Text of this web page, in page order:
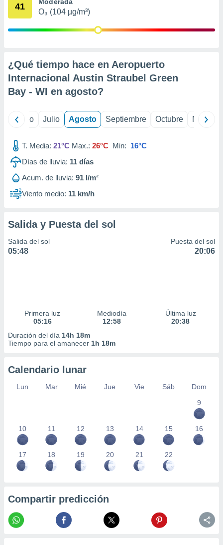
publicidad
publicidad
1199
41
O₃ (104 µg/m³)
¿Qué tiempo hace en Aeropuerto
Internacional Austin Straubel Green
Bay - WI en agosto?
Junio Julio Agosto Septiembre Octubre
T. Media: 21°C Max.: 26°C Min: 16°C
Días de lluvia: 11 días
Acum. de lluvia: 91 l/m²
Viento medio: 11 km/h
Salida y Puesta del sol
Salida del sol
05:48
Puesta del sol
20:06
Primera luz
05:16
Mediodía
12:58
Última luz
20:38
Duración del día 14h 18m
Tiempo para el amanecer 1h 18m
Calendario lunar
Lun Mar Mié Jue Vie Sáb
Dom
9
10 11 12 13 14 15 16
17 18 19 20 21 22
Compartir predicción